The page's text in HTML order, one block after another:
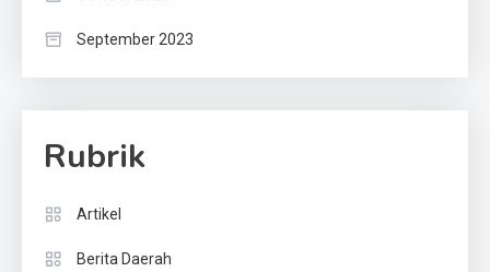
September 2023
Rubrik
Artikel
Berita Daerah